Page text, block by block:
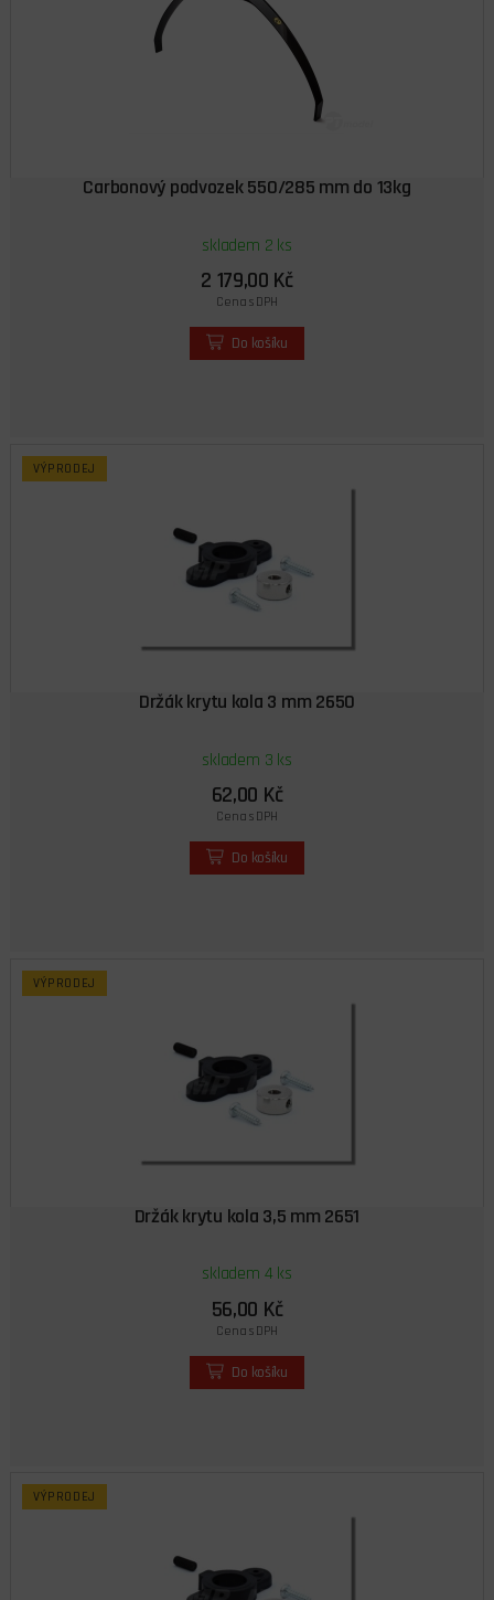
Carbonový podvozek 550/285 mm do 13kg
skladem 2 ks
2 179,00 Kč
Cena s DPH
Do košíku
VÝPRODEJ
Držák krytu kola 3 mm 2650
skladem 3 ks
62,00 Kč
Cena s DPH
Do košíku
VÝPRODEJ
Držák krytu kola 3,5 mm 2651
skladem 4 ks
56,00 Kč
Cena s DPH
Do košíku
VÝPRODEJ